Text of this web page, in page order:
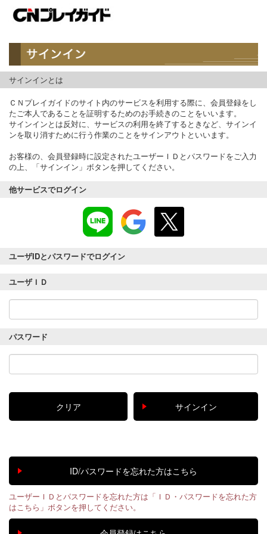
サインインとは
ＣＮプレイガイドのサイト内のサービスを利用する際に、会員登録をし
たご本人であることを証明するためのお手続きのことをいいます。
サインインとは反対に、サービスの利用を終了するときなど、サインイ
ンを取り消すために行う作業のことをサインアウトといいます。
お客様の、会員登録時に設定されたユーザーＩＤとパスワードをご入力
の上、「サインイン」ボタンを押してください。
他サービスでログイン
ユーザIDとパスワードでログイン
ユーザＩＤ
パスワード
ユーザーＩＤとパスワードを忘れた方は「ＩＤ・パスワードを忘れた方
はこちら」ボタンを押してください。